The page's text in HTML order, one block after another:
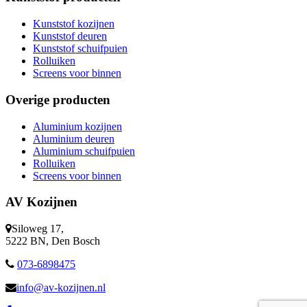
Kunststof kozijnen
Kunststof deuren
Kunststof schuifpuien
Rolluiken
Screens voor binnen
Overige producten
Aluminium kozijnen
Aluminium deuren
Aluminium schuifpuien
Rolluiken
Screens voor binnen
AV Kozijnen
Siloweg 17,
5222 BN, Den Bosch
073-6898475
info@av-kozijnen.nl